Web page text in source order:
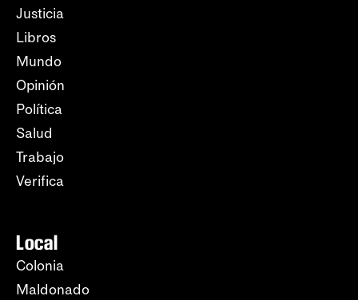
Justicia
Libros
Mundo
Opinión
Política
Salud
Trabajo
Verifica
Local
Colonia
Maldonado